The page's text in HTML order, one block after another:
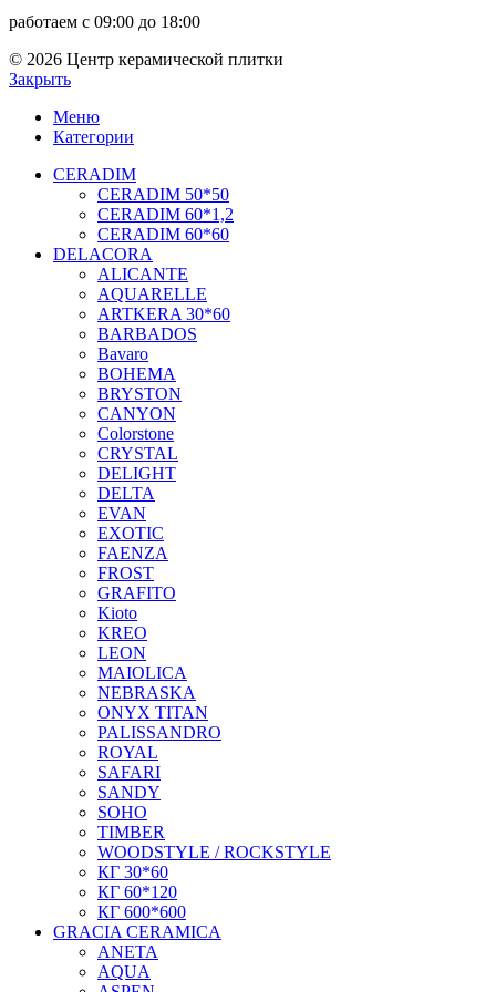
работаем с 09:00 до 18:00
© 2026 Центр керамической плитки
Закрыть
Меню
Категории
CERADIM
CERADIM 50*50
CERADIM 60*1,2
CERADIM 60*60
DELACORA
ALICANTE
AQUARELLE
ARTKERA 30*60
BARBADOS
Bavaro
BOHEMA
BRYSTON
CANYON
Colorstone
CRYSTAL
DELIGHT
DELTA
EVAN
EXOTIC
FAENZA
FROST
GRAFITO
Kioto
KREO
LEON
MAIOLICA
NEBRASKA
ONYX TITAN
PALISSANDRO
ROYAL
SAFARI
SANDY
SOHO
TIMBER
WOODSTYLE / ROCKSTYLE
КГ 30*60
КГ 60*120
КГ 600*600
GRACIA CERAMICA
ANETA
AQUA